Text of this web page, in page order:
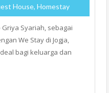
House, Homestay
Syariah, sebagai
We Stay di Jogja,
bagi keluarga dan